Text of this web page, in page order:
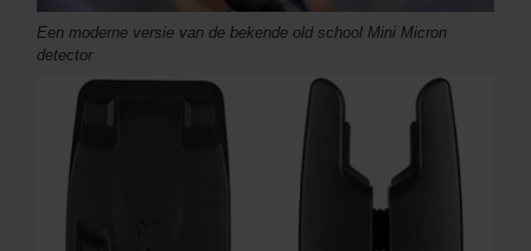
Een moderne versie van de bekende old school Mini Micron
detector